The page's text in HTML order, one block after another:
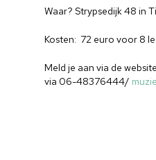
Waar? Strypsedijk 48 in
Kosten: 72 euro voor 8
Meld je aan via de
via 06-48376444/